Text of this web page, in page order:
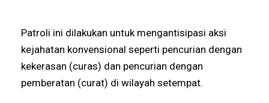
Patroli ini dilakukan untuk mengantisipasi aksi
kejahatan konvensional seperti pencurian dengan
kekerasan (curas) dan pencurian dengan
pemberatan (curat) di wilayah setempat.